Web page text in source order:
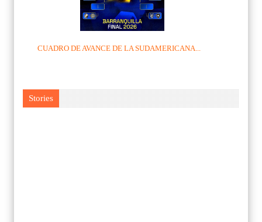
CUADRO DE AVANCE DE LA SUDAMERICANA...
Stories